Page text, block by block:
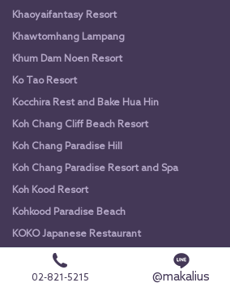
Khaoyaifantasy Resort
Khawtomhang Lampang
Khum Dam Noen Resort
Ko Tao Resort
Kocchira Rest and Bake Hua Hin
Koh Chang Cliff Beach Resort
Koh Chang Paradise Hill
Koh Chang Paradise Resort and Spa
Koh Kood Resort
Kohkood Paradise Beach
KOKO Japanese Restaurant
Kooncharaburi Resort
Krabi La Playa Resort
02-821-5215 @makalius